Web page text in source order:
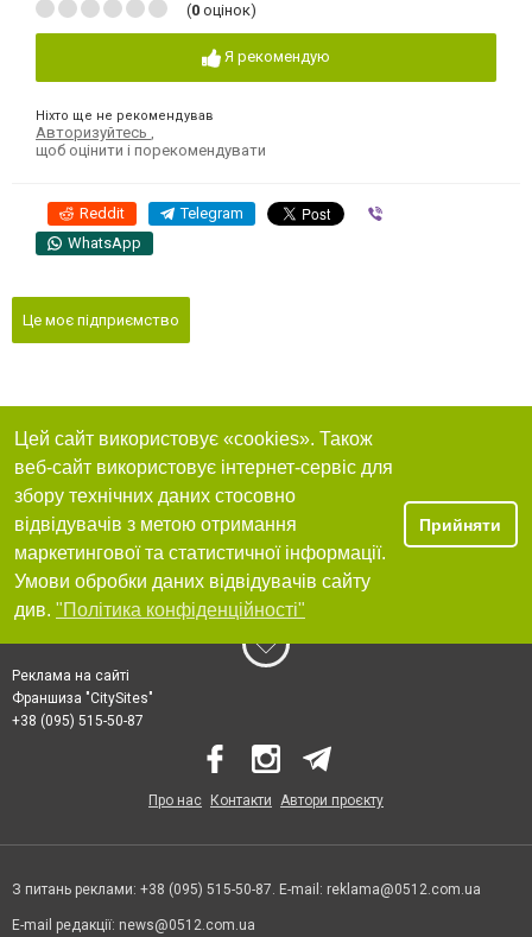
(0 оцінок)
Я рекомендую
Ніхто ще не рекомендував
Авторизуйтесь
щоб оцінити і порекомендувати
Reddit Telegram
WhatsApp
Це моє підприємство
Цей сайт використовує «cookies». Також
веб-сайт використовує інтернет-сервіс для
збору технічних даних стосовно
відвідувачів з метою отримання
маркетингової та статистичної інформації.
Умови обробки даних відвідувачів сайту
див. "Політика конфіденційності"
Прийняти
Реклама на сайті
Франшиза "CitySites"
+38 (095) 515-50-87
Про нас Контакти Автори проєкту
З питань реклами: +38 (095) 515-50-87. E-mail: reklama@0512.com.ua
E-mail редакції: news@0512.com.ua